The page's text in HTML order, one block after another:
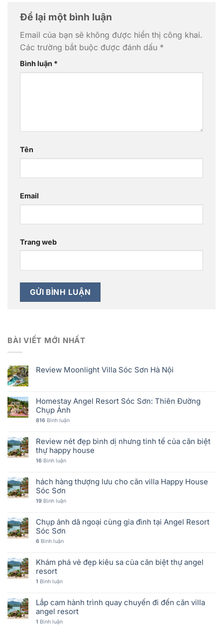
Để lại một bình luận
Email của bạn sẽ không được hiển thị công khai.
Các trường bắt buộc được đánh dấu *
Bình luận *
Tên
Email
Trang web
BÀI VIẾT MỚI NHẤT
Review Moonlight Villa Sóc Sơn Hà Nội
Homestay Angel Resort Sóc Sơn: Thiên Đường
Chụp Ảnh
816 Bình luận
Review nét đẹp bình dị nhưng tinh tế của căn biệt
thự happy house
16 Bình luận
hách hàng thượng lưu cho căn villa Happy House
Sóc Sơn
19 Bình luận
Chụp ảnh dã ngoại cùng gia đình tại Angel Resort
Sóc Sơn
6 Bình luận
Khám phá vẻ đẹp kiêu sa của căn biệt thự angel
resort
1 Bình luận
Lắp cam hành trình quay chuyến đi đến căn villa
angel resort
1 Bình luận